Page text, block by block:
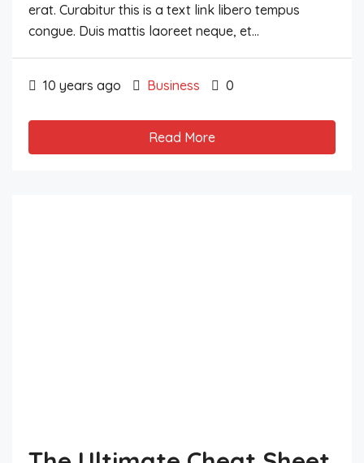
erat. Curabitur this is a text link libero tempus
congue. Duis mattis laoreet neque, et...
10 years ago Business 0
Read More